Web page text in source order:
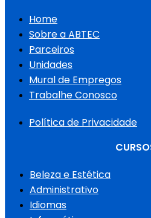
Home
Sobre a ABTEC
Parceiros
Unidades
Mural de Empregos
Trabalhe Conosco
Política de Privacidade
Beleza e Estética
Administrativo
Idiomas